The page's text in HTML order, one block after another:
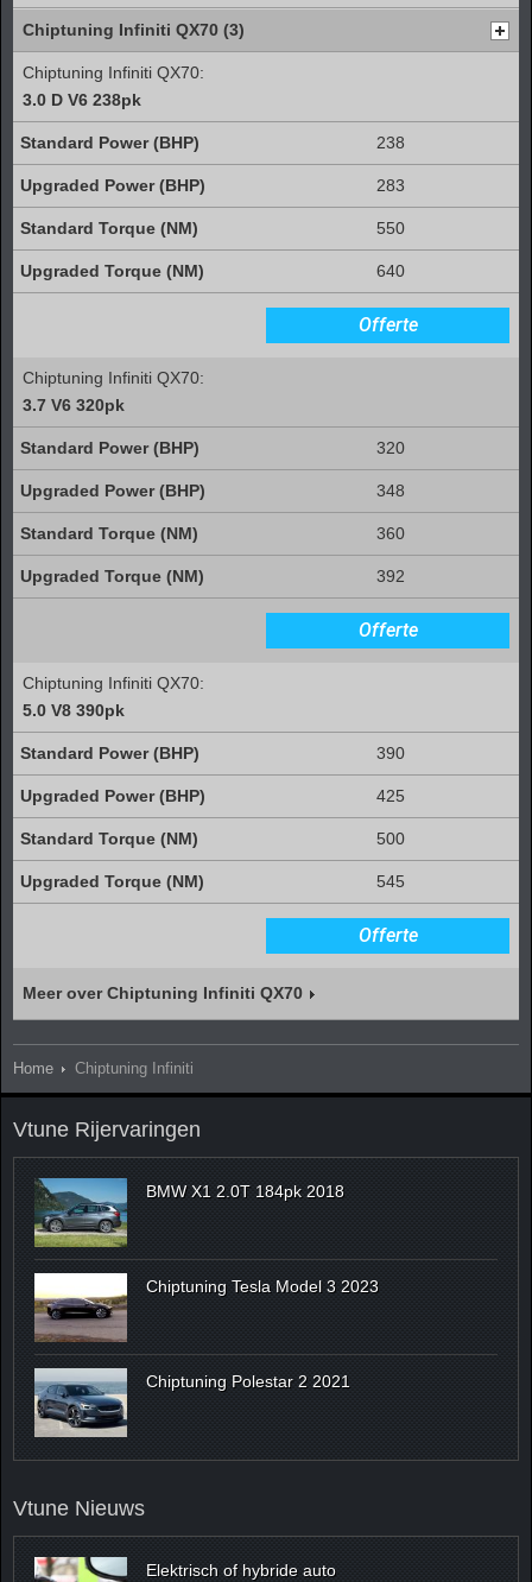
Chiptuning Infiniti QX70 (3)
Chiptuning Infiniti QX70:
3.0 D V6 238pk
238
283
550
640
Offerte
Chiptuning Infiniti QX70:
3.7 V6 320pk
320
348
360
392
Offerte
Chiptuning Infiniti QX70:
5.0 V8 390pk
390
425
500
545
Offerte
Meer over Chiptuning Infiniti QX70
Home Chiptuning Infiniti
Vtune Rijervaringen
BMW X1 2.0T 184pk 2018
Chiptuning Tesla Model 3 2023
Chiptuning Polestar 2 2021
Vtune Nieuws
Elektrisch of hybride auto